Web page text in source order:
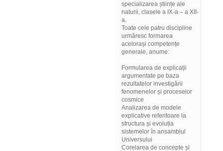
specializarea științe ale
naturii, clasele a IX-a – a XII-
a.
Toate cele patru discipline
urmăresc formarea
acelorași competențe
generale, anume:
Formularea de explicații
argumentate pe baza
rezultatelor investigării
fenomenelor și proceselor
cosmice
Analizarea de modele
explicative referitoare la
structura și evoluția
sistemelor în ansamblul
Universului
Corelarea de concepte și